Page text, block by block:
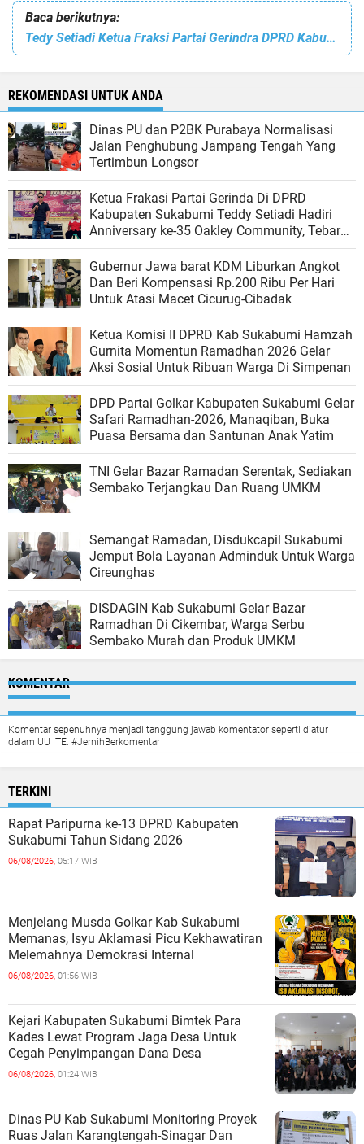
Baca berikutnya:
Tedy Setiadi Ketua Fraksi Partai Gerindra DPRD Kabupaten Sukabumi Dekat Dengan Budaya, Dekat dengan Rakyat Hadiri HUT ke-5 Lalana Banten Kidul
REKOMENDASI UNTUK ANDA
Dinas PU dan P2BK Purabaya Normalisasi
Jalan Penghubung Jampang Tengah Yang
Tertimbun Longsor
Ketua Frakasi Partai Gerinda Di DPRD
Kabupaten Sukabumi Teddy Setiadi Hadiri
Anniversary ke-35 Oakley Community, Tebar
Kepedulian, Halal Bihalal, Santunan, dan
Soliditas Tanpa Batas
Gubernur Jawa barat KDM Liburkan Angkot
Dan Beri Kompensasi Rp.200 Ribu Per Hari
Untuk Atasi Macet Cicurug-Cibadak
Ketua Komisi II DPRD Kab Sukabumi Hamzah
Gurnita Momentun Ramadhan 2026 Gelar
Aksi Sosial Untuk Ribuan Warga Di Simpenan
DPD Partai Golkar Kabupaten Sukabumi Gelar
Safari Ramadhan-2026, Manaqiban, Buka
Puasa Bersama dan Santunan Anak Yatim
TNI Gelar Bazar Ramadan Serentak, Sediakan
Sembako Terjangkau Dan Ruang UMKM
Semangat Ramadan, Disdukcapil Sukabumi
Jemput Bola Layanan Adminduk Untuk Warga
Cireunghas
DISDAGIN Kab Sukabumi Gelar Bazar
Ramadhan Di Cikembar, Warga Serbu
Sembako Murah dan Produk UMKM
KOMENTAR
Komentar sepenuhnya menjadi tanggung jawab komentator seperti diatur
dalam UU ITE. #JernihBerkomentar
TERKINI
Rapat Paripurna ke-13 DPRD Kabupaten
Sukabumi Tahun Sidang 2026
06/08/2026, 05:17 WIB
Menjelang Musda Golkar Kab Sukabumi
Memanas, Isyu Aklamasi Picu Kekhawatiran
Melemahnya Demokrasi Internal
06/08/2026, 01:56 WIB
Kejari Kabupaten Sukabumi Bimtek Para
Kades Lewat Program Jaga Desa Untuk
Cegah Penyimpangan Dana Desa
06/08/2026, 01:24 WIB
Dinas PU Kab Sukabumi Monitoring Proyek
Ruas Jalan Karangtengah-Sinagar Dan